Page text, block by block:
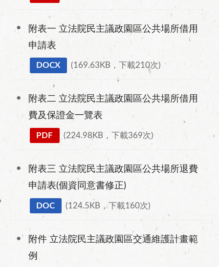
附表一 立法院民主議政園區公共場所借用
申請表
DOCX (169.63KB，下載210次)
附表二 立法院民主議政園區公共場所借用
費及保證金一覽表
PDF (224.98KB，下載369次)
附表三 立法院民主議政園區公共場所退費
申請表(個資同意書修正)
DOC (124.5KB，下載160次)
附件 立法院民主議政園區交通維護計畫範
例